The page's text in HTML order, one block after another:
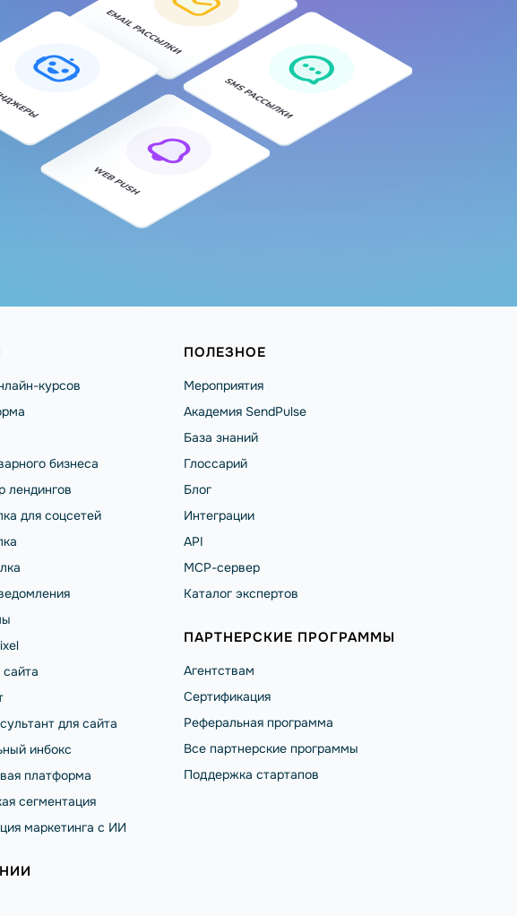
курсов
бизнеса
лендингов
для соцсетей
для сайта
инбокс
платформа
сегментация
маркетинга с ИИ
ПОЛЕЗНОЕ
Мероприятия
Академия SendPulse
База знаний
Глоссарий
Блог
Интеграции
API
MCP-сервер
Каталог экспертов
ПАРТНЕРСКИЕ ПРОГРАММЫ
Агентствам
Сертификация
Реферальная программа
Все партнерские программы
Поддержка стартапов